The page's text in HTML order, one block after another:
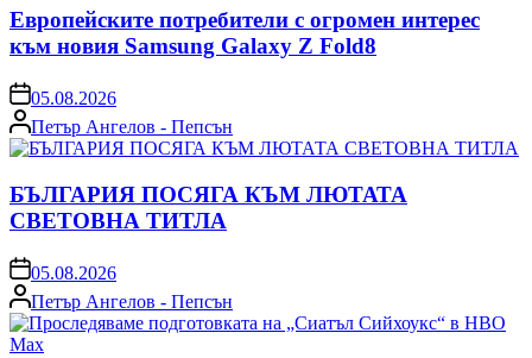
Европейските потребители с огромен интерес
към новия Samsung Galaxy Z Fold8
on05.08.2026
Posted
by
Петър Ангелов - Пепсън
БЪЛГАРИЯ ПОСЯГА КЪМ ЛЮТАТА
СВЕТОВНА ТИТЛА
on05.08.2026
Posted
by
Петър Ангелов - Пепсън